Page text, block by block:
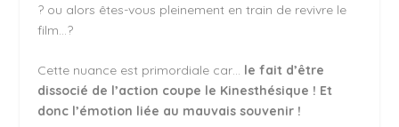
? ou alors êtes-vous pleinement en train de revivre le
film…?
Cette nuance est primordiale car… le fait d’être
dissocié de l’action coupe le Kinesthésique ! Et
donc l’émotion liée au mauvais souvenir !